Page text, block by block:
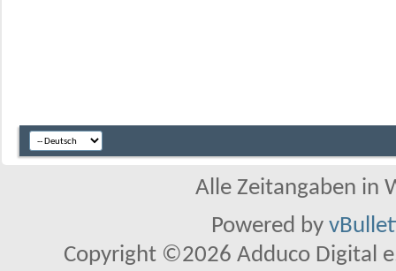
Alle Zeitangaben in
Powered by
Copyright ©2026 Adduco Digital